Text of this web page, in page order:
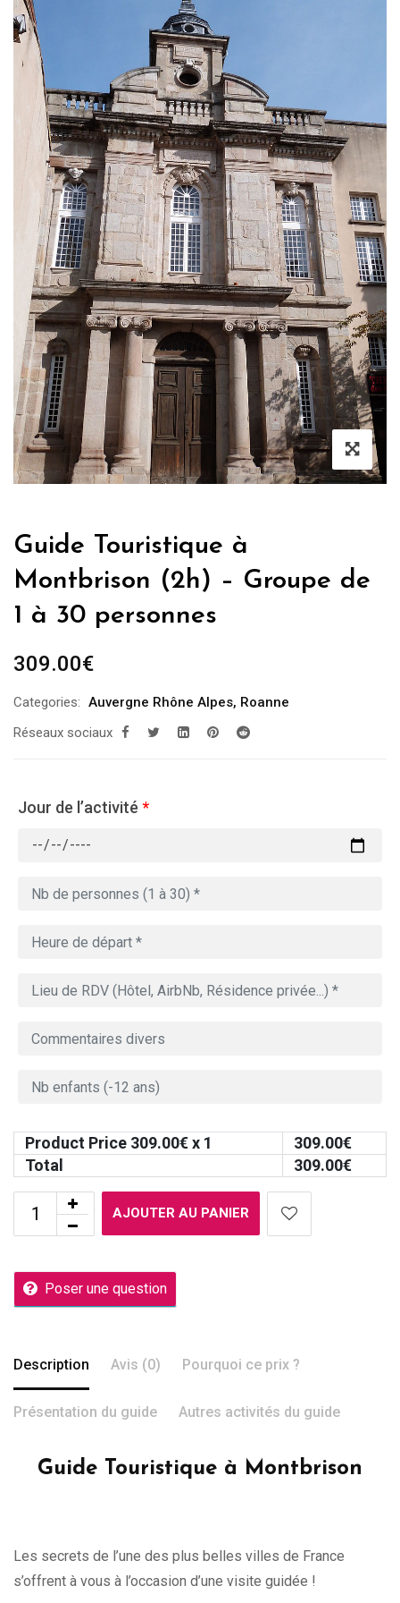
Guide Touristique à
Montbrison (2h) – Groupe de
1 à 30 personnes
309.00€
Categories: Auvergne Rhône Alpes, Roanne
Réseaux sociaux
Jour de l’activité *
Product Price 309.00€ x 1 309.00€
Total
309.00€
AJOUTER AU PANIER
Poser une question
Description Avis (0) Pourquoi ce prix ?
Présentation du guide Autres activités du guide
Guide Touristique à Montbrison
Les secrets de l’une des plus belles villes de France
s’offrent à vous à l’occasion d’une visite guidée !